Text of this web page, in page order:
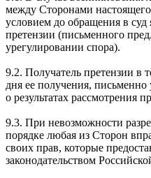
между Сторонами
условием до обращения в суд
претензии (письменного
урегулировании спора).
9.2. Получатель претензии в
дня ее получения, письменно
о результатах рассмотрения
9.3. При невозможности
порядке любая из Сторон
своих прав, которые
законодательством